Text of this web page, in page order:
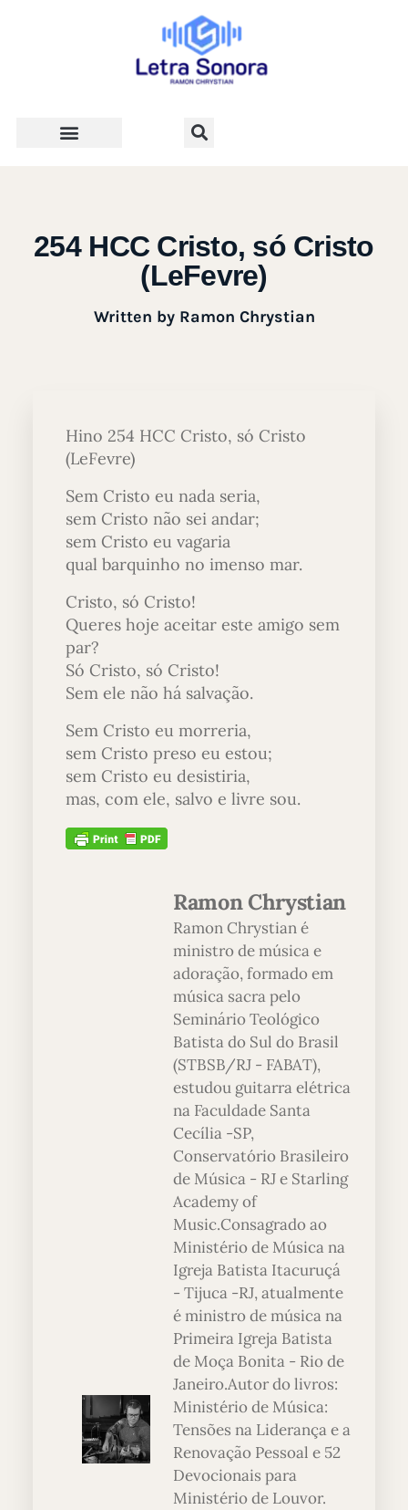
254 HCC Cristo, só Cristo
(LeFevre)
Written byRamon Chrystian
Hino 254 HCC Cristo, só Cristo
(LeFevre)
Sem Cristo eu nada seria,
sem Cristo não sei andar;
sem Cristo eu vagaria
qual barquinho no imenso mar.
Cristo, só Cristo!
Queres hoje aceitar este amigo sem
par?
Só Cristo, só Cristo!
Sem ele não há salvação.
Sem Cristo eu morreria,
sem Cristo preso eu estou;
sem Cristo eu desistiria,
mas, com ele, salvo e livre sou.
Ramon Chrystian
Ramon Chrystian é
ministro de música e
adoração, formado em
música sacra pelo
Seminário Teológico
Batista do Sul do Brasil
(STBSB/RJ - FABAT),
estudou guitarra elétrica
na Faculdade Santa
Cecília -SP,
Conservatório Brasileiro
de Música - RJ e Starling
Academy of
Music.Consagrado ao
Ministério de Música na
Igreja Batista Itacuruçá
- Tijuca -RJ, atualmente
é ministro de música na
Primeira Igreja Batista
de Moça Bonita - Rio de
Janeiro.Autor do livros:
Ministério de Música:
Tensões na Liderança e a
Renovação Pessoal e 52
Devocionais para
Ministério de Louvor.